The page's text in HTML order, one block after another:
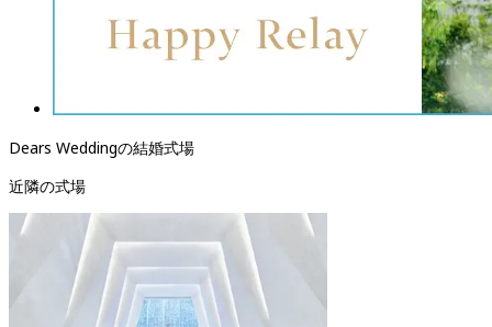
Dears Weddingの結婚式場
近隣の式場